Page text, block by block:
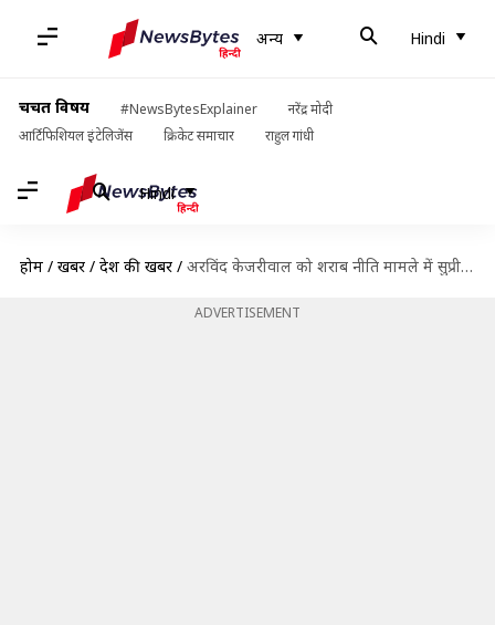
अन्य Hindi
चर्चित विषय #NewsBytesExplainer
नरेंद्र मोदी
आर्टिफिशियल इंटेलिजेंस
क्रिकेट समाचार राहुल गांधी
Hindi
होम / खबरें / देश की खबरें / अरविंद केजरीवाल को शराब नीति मामले में सुप्रीम कोर्ट से जमानत मिली
ADVERTISEMENT